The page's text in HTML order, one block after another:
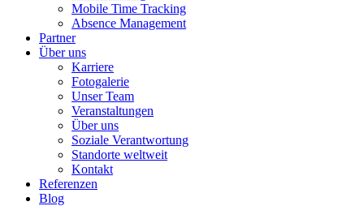
Mobile Time Tracking
Absence Management
Partner
Über uns
Karriere
Fotogalerie
Unser Team
Veranstaltungen
Über uns
Soziale Verantwortung
Standorte weltweit
Kontakt
Referenzen
Blog